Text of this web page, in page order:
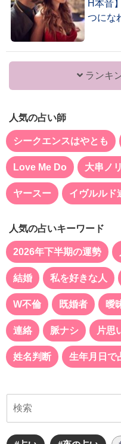
H本音
つにな
ランキ
人気の占い師
シークエンスはやとも
Love Me Do 大串ノ
ヤースー イヴルルド
人気の占いキーワード
2026年下半期の運勢
結婚 私を好きな人
W不倫 既婚者 曖
連絡 脈ナシ 片思
姓名判断 生年月日で